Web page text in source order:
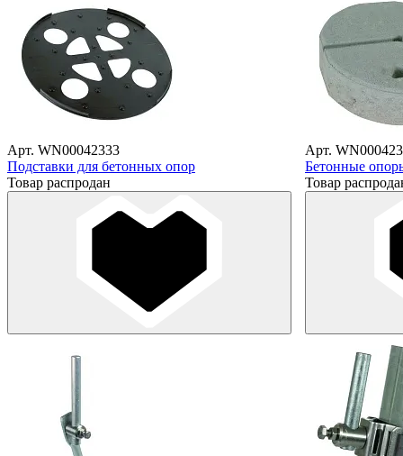
Арт. WN00042333
Подставки для бетонных опор
Товар распродан
Арт.
Бетонные
Товар